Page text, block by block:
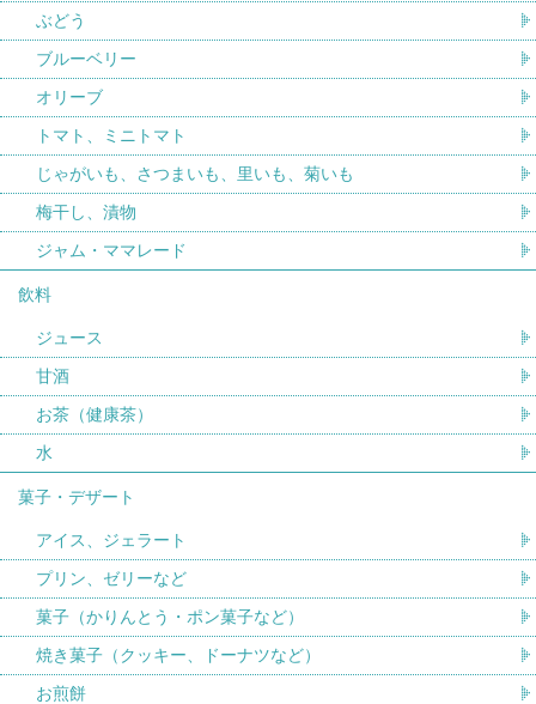
ぶどう
ブルーベリー
オリーブ
トマト、ミニトマト
じゃがいも、さつまいも、里いも、菊いも
梅干し、漬物
ジャム・ママレード
飲料
ジュース
甘酒
お茶（健康茶）
水
菓子・デザート
アイス、ジェラート
プリン、ゼリーなど
菓子（かりんとう・ポン菓子など）
焼き菓子（クッキー、ドーナツなど）
お煎餅